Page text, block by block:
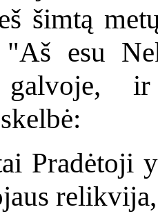
šimtą
esu
galvoje,
Pradėtoji